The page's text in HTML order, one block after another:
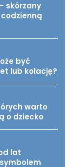
skórzany
być
lub kolację?
warto
o dziecko
lat